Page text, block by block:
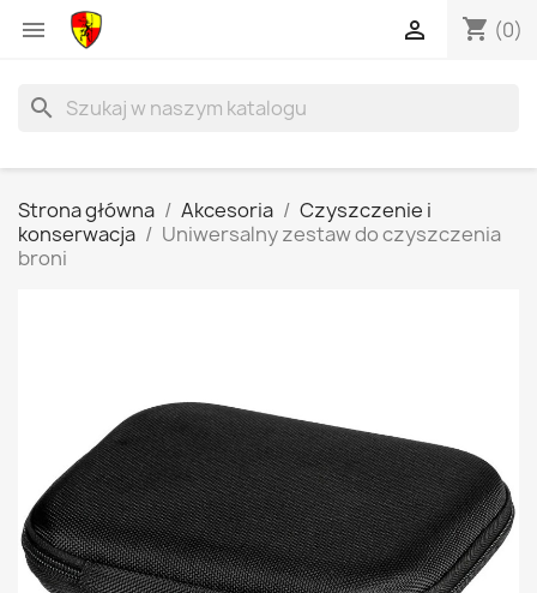
 shopping_cart (0)

search
Strona główna Akcesoria
Czyszczenie i
konserwacja
Uniwersalny zestaw do czyszczenia
broni